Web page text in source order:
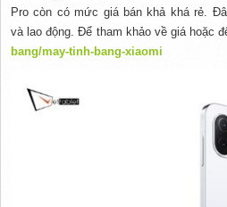
Pro còn cómức giábán khả khá rẻ .
và lao động . Để tham khảo về giá hoặc
bang/may-tinh-bang-xiaomi